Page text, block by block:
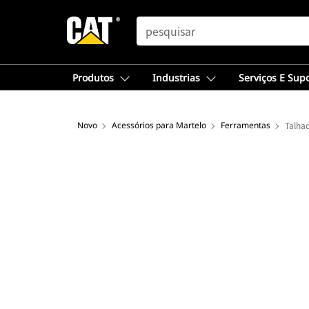
SEARCH
Produtos Industrias Serviços E
Novo Acessórios para Martelo Ferramentas